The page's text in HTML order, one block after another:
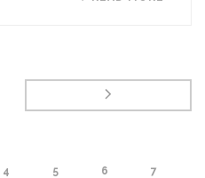
4 5 6 7